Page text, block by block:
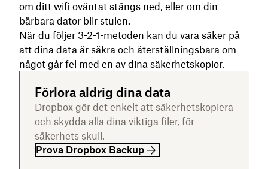
om ditt wifi oväntat stängs ned, eller om din
bärbara dator blir stulen.
När du följer 3-2-1-metoden kan du vara säker på
att dina data är säkra och återställningsbara om
något går fel med en av dina säkerhetskopior.
Förlora aldrig dina data
Dropbox gör det enkelt att säkerhetskopiera
och skydda alla dina viktiga filer, för
säkerhets skull.
Prova Dropbox Backup